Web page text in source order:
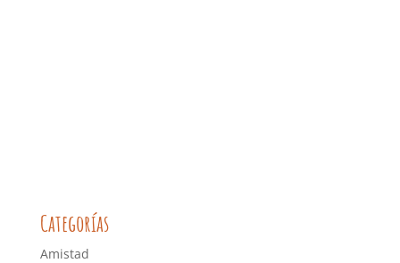
Categorías
Amistad